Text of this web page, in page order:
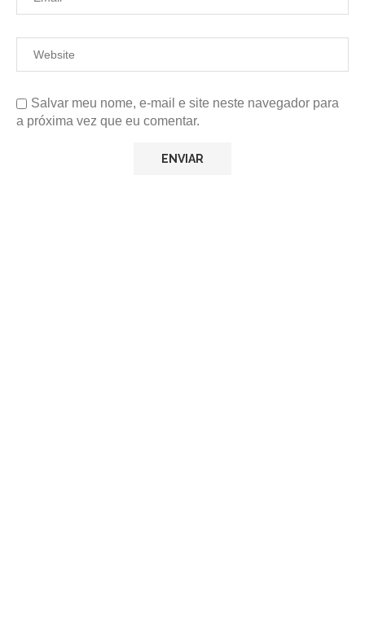
Salvar meu nome, e-mail e site neste navegador para
a próxima vez que eu comentar.